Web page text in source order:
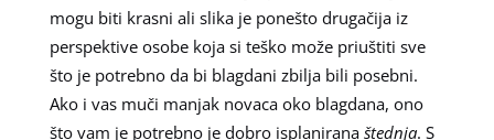
mogu biti krasni ali slika je ponešto drugačija iz
perspektive osobe koja si teško može priuštiti sve
što je potrebno da bi blagdani zbilja bili posebni.
Ako i vas muči manjak novaca oko blagdana, ono
što vam je potrebno je dobro isplanirana štednja. S